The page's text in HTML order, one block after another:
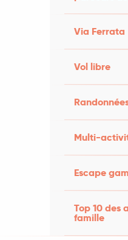
Via Ferrata
Vol libre
Multi-
Escape
Top 10 des
famille
Outdoor de Salviac,
causse propose un
éléments de
dolmen et vues
au long du circuit.
et deux belles